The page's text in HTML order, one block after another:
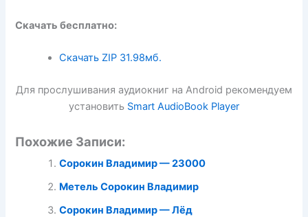
Скачать бесплатно:
Скачать ZIP 31.98мб.
Для прослушивания аудиокниг на Android рекомендуем
установить Smart AudioBook Player
Похожие Записи:
Сорокин Владимир — 23000
Метель Сорокин Владимир
Сорокин Владимир — Лёд